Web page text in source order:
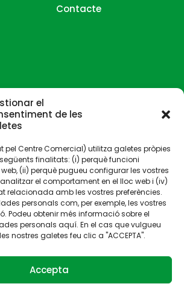
el
de les
pel Centre Comercial) utilitza galetes pròpies
finalitats: (i) perquè funcioni
(ii) perquè pugueu configurar les vostres
el comportament en el lloc web i (iv)
relacionada amb les vostres preferències.
personals com, per exemple, les vostres
Podeu obtenir més informació sobre el
personals aquí. En el cas que vulgueu
nostres galetes feu clic a "ACCEPTA".
Accepta
Contacte
HI